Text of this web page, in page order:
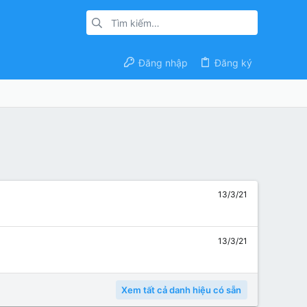
Đăng nhập Đăng ký
13/3/21
13/3/21
Xem tất cả danh hiệu có sẵn